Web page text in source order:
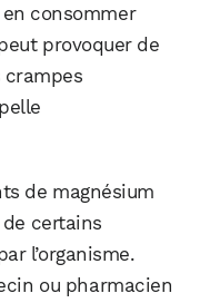
consommer
provoquer de
crampes
de magnésium
certains
l’organisme.
ou pharmacien